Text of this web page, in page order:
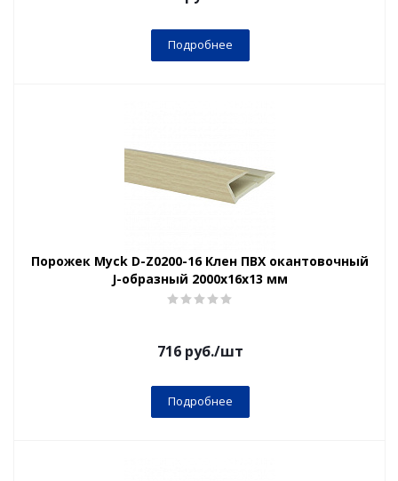
Подробнее
Порожек Myck D-Z0200-16 Клен ПВХ окантовочный
J-образный 2000х16х13 мм
716руб./шт
Подробнее